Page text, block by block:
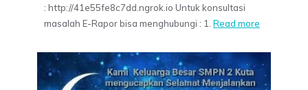
: http://41e55fe8c7dd.ngrok.io Untuk konsultasi
masalah E-Rapor bisa menghubungi : 1. Read more